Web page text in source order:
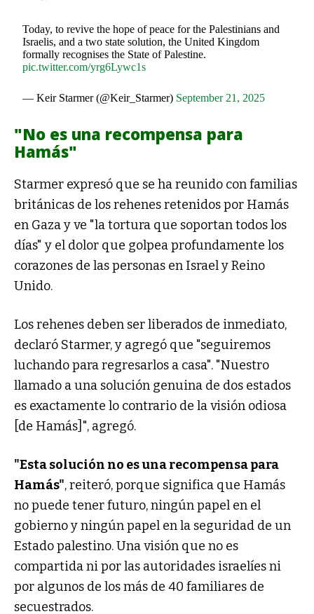
Today, to revive the hope of peace for the Palestinians and
Israelis, and a two state solution, the United Kingdom
formally recognises the State of Palestine.
pic.twitter.com/yrg6Lywc1s
— Keir Starmer (@Keir_Starmer) September 21, 2025
"No es una recompensa para
Hamás"
Starmer expresó que se ha reunido con familias
británicas de los rehenes retenidos por Hamás
en Gaza y ve "la tortura que soportan todos los
días" y el dolor que golpea profundamente los
corazones de las personas en Israel y Reino
Unido.
Los rehenes deben ser liberados de inmediato,
declaró Starmer, y agregó que "seguiremos
luchando para regresarlos a casa". "Nuestro
llamado a una solución genuina de dos estados
es exactamente lo contrario de la visión odiosa
[de Hamás]", agregó.
"Esta solución no es una recompensa para
Hamás", reiteró, porque significa que Hamás
no puede tener futuro, ningún papel en el
gobierno y ningún papel en la seguridad de un
Estado palestino. Una visión que no es
compartida ni por las autoridades israelíes ni
por algunos de los más de 40 familiares de
secuestrados.